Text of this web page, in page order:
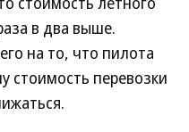
в два выше.
на то, что пилота
стоимость перевозки